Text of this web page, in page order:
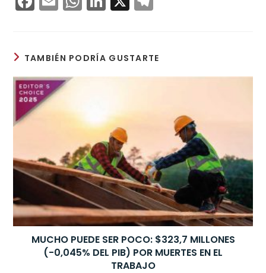
a
e
b
o
o
m
l
h
ts
A
p
n
e
dI
gr
a
TAMBIÉN PODRÍA GUSTARTE
MUCHO PUEDE SER POCO: $323,7 MILLONES
(-0,045% DEL PIB) POR MUERTES EN EL
TRABAJO